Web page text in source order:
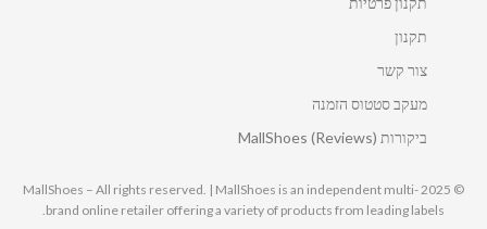
תקנון
צור קשר
מעקב סטטוס הזמנה
ביקורות MallShoes (Reviews)
© 2025 MallShoes – All rights reserved. | MallShoes is an independent multi-
brand online retailer offering a variety of products from leading labels.